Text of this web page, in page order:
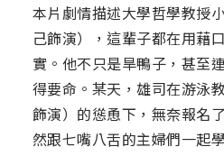
本片劇情描述大學哲學教授
己飾演），這輩子都在用藉
實。他不只是旱鴨子，甚至
得要命。某天，雄司在游泳
飾演）的慫恿下，無奈報名
然跟七嘴八舌的主婦們一起